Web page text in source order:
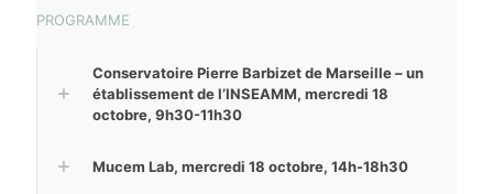
PROGRAMME
Conservatoire Pierre Barbizet de Marseille – un
établissement de l’INSEAMM, mercredi 18
octobre, 9h30-11h30
Mucem Lab, mercredi 18 octobre, 14h-18h30